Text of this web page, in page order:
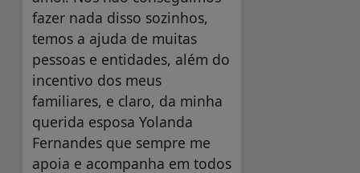
fazer nada disso sozinhos,
temos a ajuda de muitas
pessoas e entidades, além do
incentivo dos meus
familiares, e claro, da minha
querida esposa Yolanda
Fernandes que sempre me
apoia e acompanha em todos